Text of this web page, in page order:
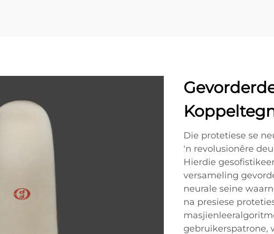
Die protetiese se
'n revolusionêre
Hierdie
versameling
neurale seine
na presiese
gebruikerspatrone,